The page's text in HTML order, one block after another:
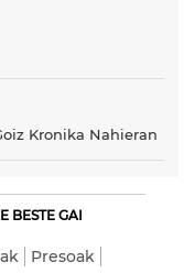
Kronika Nahieran
BESTE GAI
Presoak